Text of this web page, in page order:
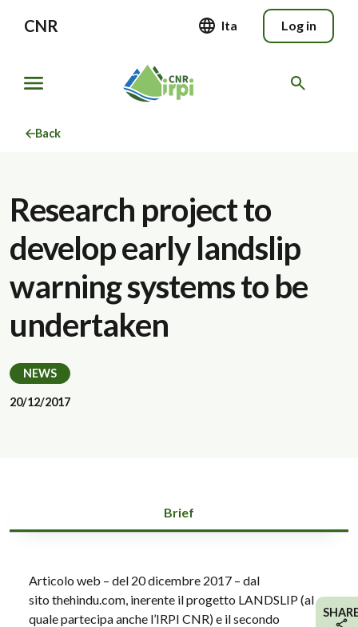
CNR Ita Log in
Back
Research project to
develop early landslip
warning systems to be
undertaken
NEWS
20/12/2017
Brief
Articolo web – del 20 dicembre 2017 – dal
sito thehindu.com, inerente il progetto LANDSLIP (al
quale partecipa anche l’IRPI CNR) e il secondo